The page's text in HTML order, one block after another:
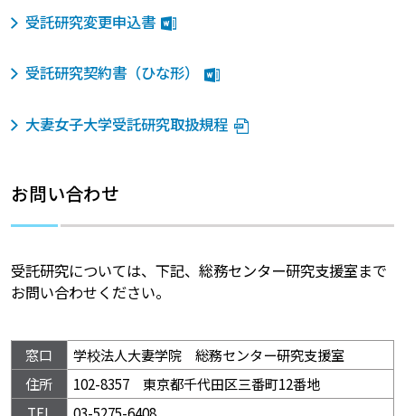
受託研究変更申込書
受託研究契約書（ひな形）
大妻女子大学受託研究取扱規程
お問い合わせ
受託研究については、下記、総務センター研究支援室まで
お問い合わせください。
窓口
学校法人大妻学院 総務センター研究支援室
住所
102-8357 東京都千代田区三番町12番地